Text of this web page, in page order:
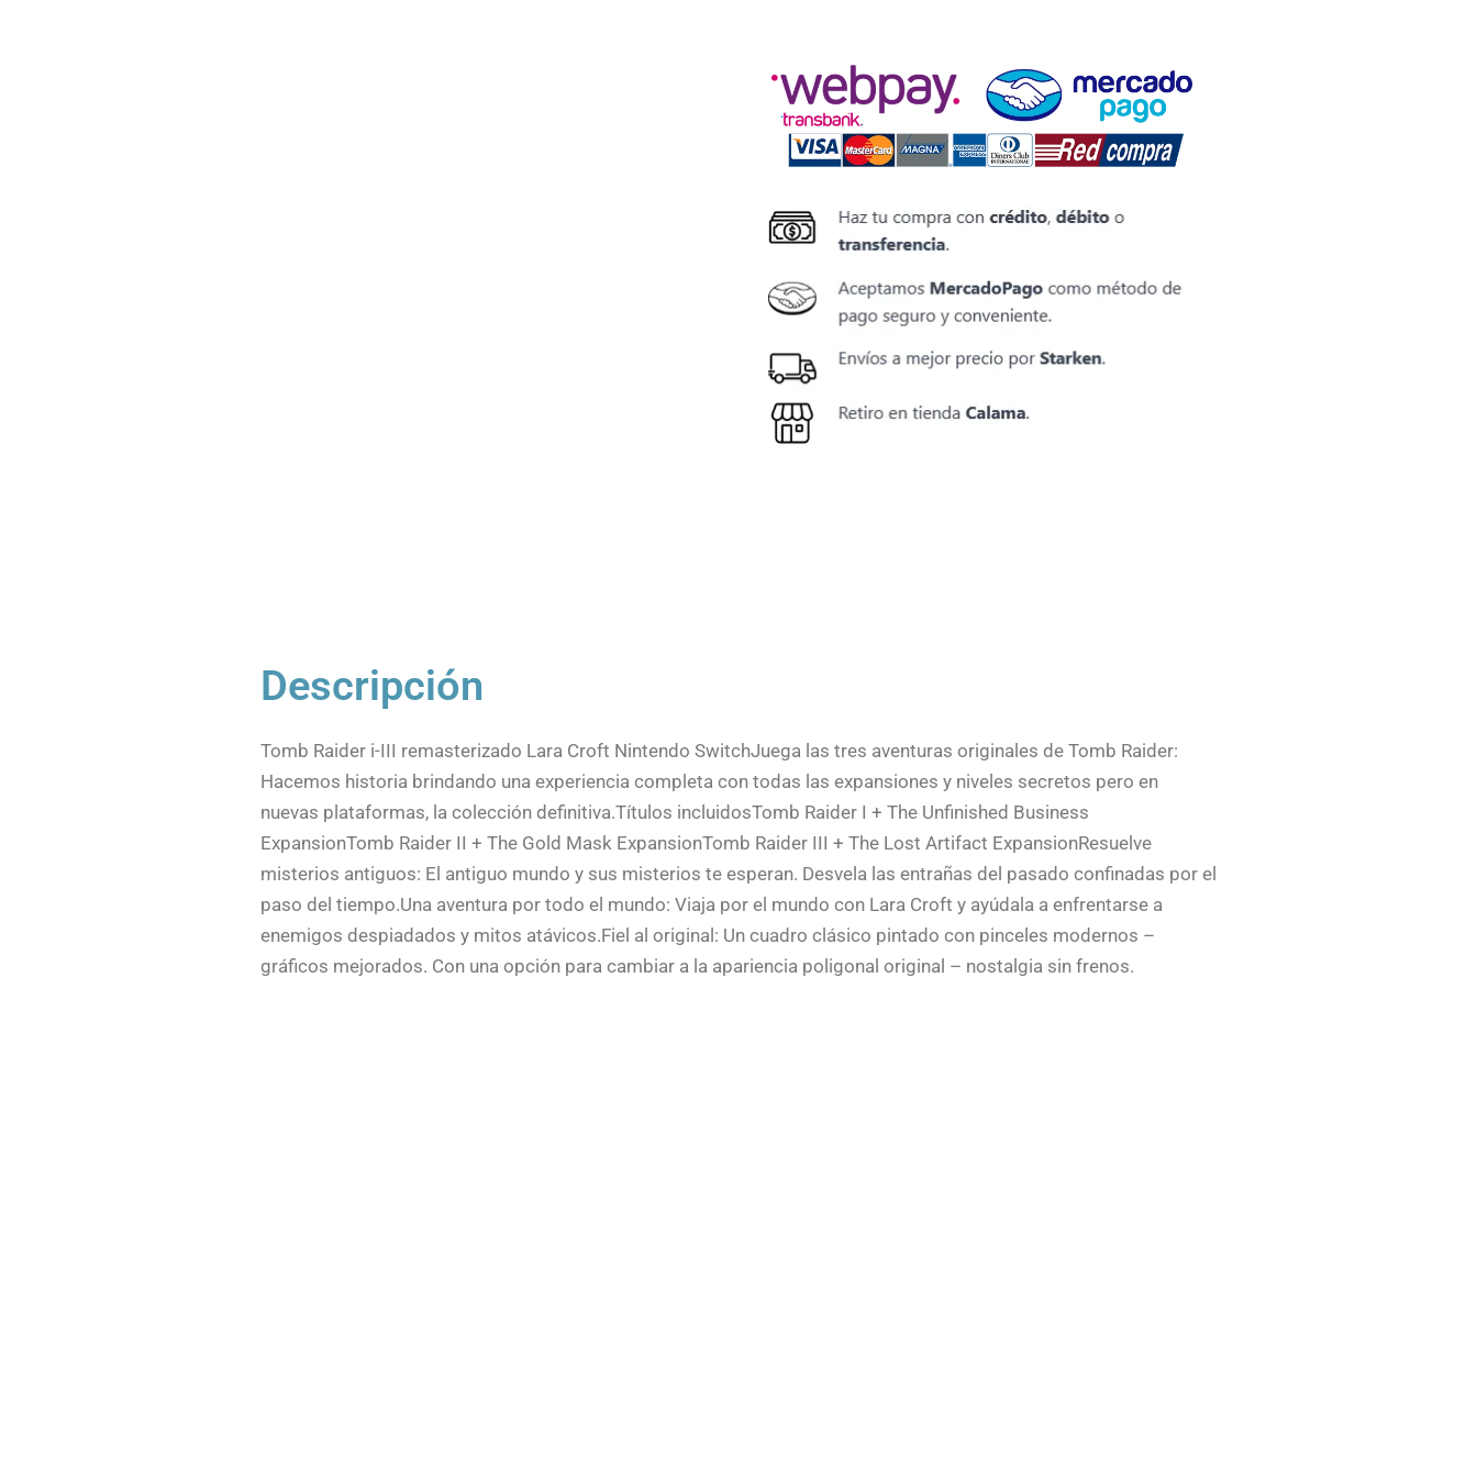
Descripción
Tomb Raider i-III remasterizado Lara Croft Nintendo SwitchJuega las tres aventuras originales de Tomb Raider:
Hacemos historia brindando una experiencia completa con todas las expansiones y niveles secretos pero en
nuevas plataformas, la colección definitiva.Títulos incluidosTomb Raider I + The Unfinished Business
ExpansionTomb Raider II + The Gold Mask ExpansionTomb Raider III + The Lost Artifact ExpansionResuelve
misterios antiguos: El antiguo mundo y sus misterios te esperan. Desvela las entrañas del pasado confinadas por el
paso del tiempo.Una aventura por todo el mundo: Viaja por el mundo con Lara Croft y ayúdala a enfrentarse a
enemigos despiadados y mitos atávicos.Fiel al original: Un cuadro clásico pintado con pinceles modernos –
gráficos mejorados. Con una opción para cambiar a la apariencia poligonal original – nostalgia sin frenos.